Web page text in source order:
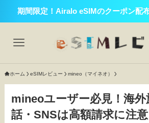
期間限定！Airalo eSIMのクーポン配
ホーム eSIMレビュー mineo（マイネオ）
mineoユーザー必見！海
話・SNSは高額請求に注意